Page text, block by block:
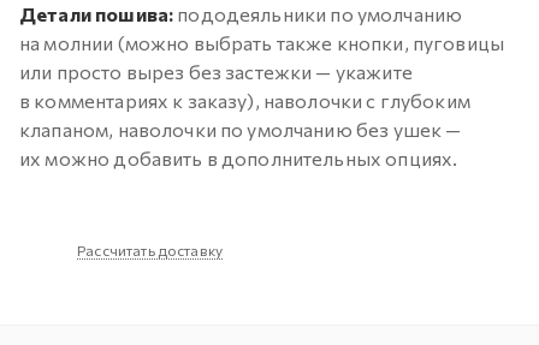
Детали пошива: пододеяльники по умолчанию
на молнии (можно выбрать также кнопки, пуговицы
или просто вырез без застежки — укажите
в комментариях к заказу), наволочки с глубоким
клапаном, наволочки по умолчанию без ушек —
их можно добавить в дополнительных опциях.
Рассчитать доставку